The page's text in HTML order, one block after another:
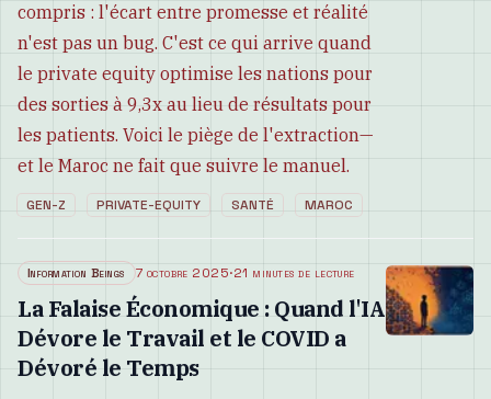
compris : l'écart entre promesse et réalité
n'est pas un bug. C'est ce qui arrive quand
le private equity optimise les nations pour
des sorties à 9,3x au lieu de résultats pour
les patients. Voici le piège de l'extraction—
et le Maroc ne fait que suivre le manuel.
GEN-Z PRIVATE-EQUITY SANTÉ MAROC
Information Beings 7 octobre 2025·21 minutes de lecture
La Falaise Économique : Quand l'IA
Dévore le Travail et le COVID a
Dévoré le Temps